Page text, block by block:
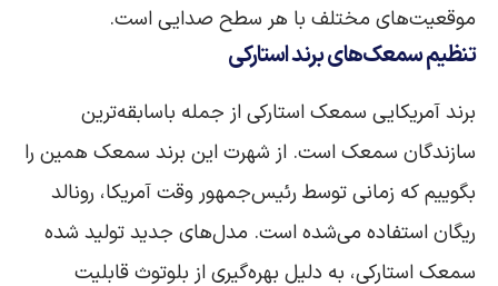
موقعیت‌های مختلف با هر سطح صدایی است.
تنظیم سمعک‌هایبرنداستارکی
برند آمریکایی سمعک استارکی از جمله باسابقه‌ترین
سازندگان سمعک است. از شهرت این برند سمعک همین را
بگوییم که زمانی توسط رئیس‌جمهور وقت آمریکا، رونالد
ریگان استفاده می‌شده است. مدل‌های جدید تولید شده
سمعک استارکی، به دلیل بهره‌گیری از بلوتوث قابلیت